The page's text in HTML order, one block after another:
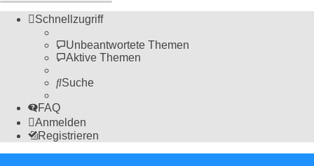
Schnellzugriff
Unbeantwortete Themen
Aktive Themen
Suche
FAQ
Anmelden
Registrieren